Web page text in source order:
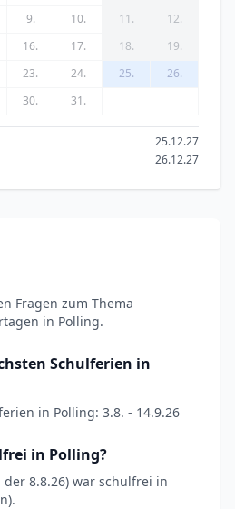
9. 10. 11.
12.
16. 17. 18.
19.
23. 24. 25.
26.
30. 31.
25.12.27
26.12.27
Fragen zum Thema
in Polling.
Schulferien in
in Polling: 3.8. - 14.9.26
in Polling?
der 8.8.26) war schulfrei in